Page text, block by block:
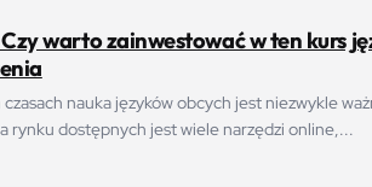
warto zainwestować w ten kurs
czasach nauka języków obcych jest niezwykle
rynku dostępnych jest wiele narzędzi online,...